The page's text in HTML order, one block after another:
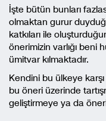
İşte bütün bunları
olmaktan gurur
katkıları ile
önerimizin varlığı
ümitvar kılmaktadır.
Kendini bu ülkeye
bu öneri üzerinde
geliştirmeye ya da